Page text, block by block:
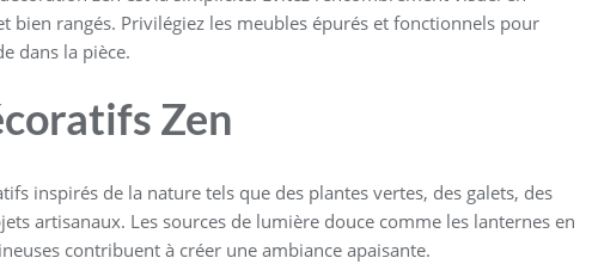
bien rangés. Privilégiez les meubles épurés et fonctionnels pour
dans la pièce.
Zen
inspirés de la nature tels que des plantes vertes, des galets, des
artisanaux. Les sources de lumière douce comme les lanternes en
contribuent à créer une ambiance apaisante.